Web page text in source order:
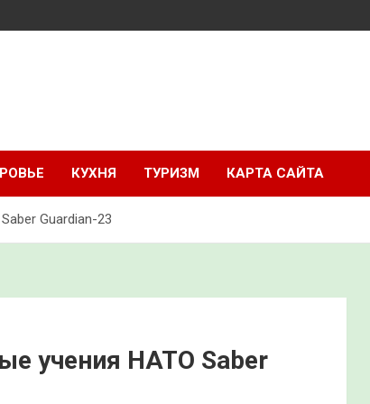
КУХНЯ ТУРИЗМ КАРТА САЙТА
Guardian-23
учения НАТО Saber